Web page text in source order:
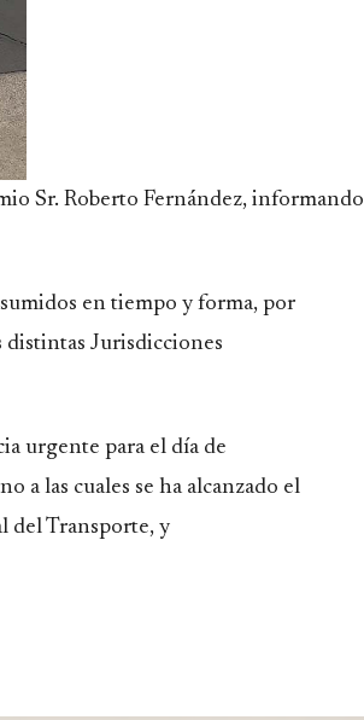
Sr. Roberto Fernández,
en tiempo y forma, por
distintas Jurisdicciones
urgente para el día de
a las cuales se ha alcanzado el
del Transporte, y